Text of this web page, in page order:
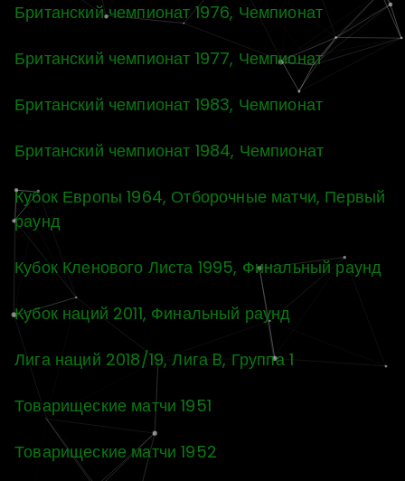
Британский чемпионат 1976, Чемпионат
Британский чемпионат 1977, Чемпионат
Британский чемпионат 1983, Чемпионат
Британский чемпионат 1984, Чемпионат
Кубок Европы 1964, Отборочные матчи, Первый
раунд
Кубок Кленового Листа 1995, Финальный раунд
Кубок наций 2011, Финальный раунд
Лига наций 2018/19, Лига B, Группа 1
Товарищеские матчи 1951
Товарищеские матчи 1952